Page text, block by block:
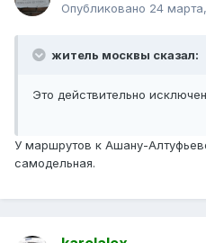
Опубликовано 24
житель москвы сказал:
Это действительно
У маршрутов к Ашану-
самодельная.